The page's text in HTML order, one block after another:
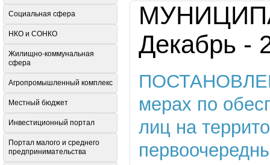
Декабрь -
мерах по
лиц на
Социальная сфера
НКО и СОНКО
Жилищно-коммунальная
сфера
Агропромышленный комплекс
Местный бюджет
Инвестиционный портал
Портал малого и среднего
предпринимательства